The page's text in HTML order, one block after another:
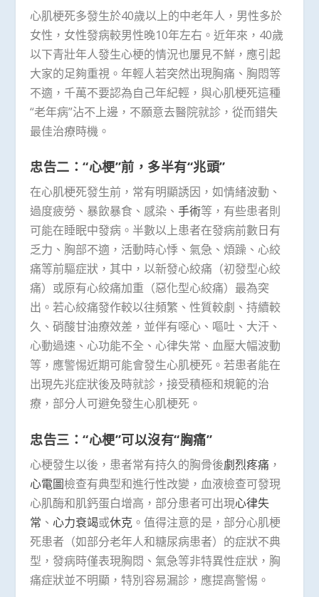
心肌梗死多發生於40歲以上的中老年人，男性多於
女性，女性發病較男性晚10年左右。近年來，40歲
以下青壯年人發生心梗的情況也屢見不鮮，應引起
大家的足夠重視。年輕人若突然出現胸痛、胸悶等
不適，千萬不要認為自己年紀輕，與心肌梗死這種
“老年病”沾不上邊，不願意去醫院就診，從而錯失
最佳治療時機。
忠告二：“心梗”前，多半有“兆頭”
在心肌梗死發生前，常有明顯誘因，如情緒波動、
過度疲勞、暴飲暴食、感染、手術等，有些患者則
可能在睡眠中發病。半數以上患者在發病前數日有
乏力、胸部不適，活動時心悸、氣急、煩躁、心絞
痛等前驅症狀，其中，以新發心絞痛（初發型心絞
痛）或原有心絞痛加重（惡化型心絞痛）最為突
出。若心絞痛發作較以往頻繁、性質較劇、持續較
久、硝酸甘油療效差，並伴有噁心、嘔吐、大汗、
心動過速、心功能不全、心律失常、血壓大幅波動
等，應警惕近期可能會發生心肌梗死。若患者能在
出現先兆症狀後及時就診，接受積極和規範的治
療，部分人可避免發生心肌梗死。
忠告三：“心梗”可以沒有“胸痛”
心梗發生以後，患者常有持久的胸骨後劇烈疼痛 ，
心電圖檢查有典型和進行性改變，血液檢查可發現
心肌酶和肌鈣蛋白增高，部分患者可出現心律失
常 、 心力衰竭或休克 。值得注意的是，部分心肌梗
死患者（如部分老年人和糖尿病患者）的症狀不典
型，發病時僅表現胸悶、氣急等非特異性症狀，胸
痛症狀並不明顯，特別容易漏診，應提高警惕。